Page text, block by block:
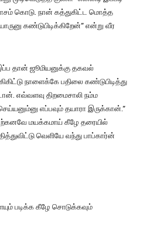
கொடு. நான் கத்துகிட்ட மொத்த
கண்டுபிடிக்கிறேன்” என்று வீர
தான் ஜூமியனுக்கு தகவல்
நாளைக்கே பதிலை கண்டுபிடித்து
எவ்வளவு திறமைசாலி நம்ம
எப்பவும் தயாரா இருக்கான்.”
மயக்கமாய் கீழே தரையில்
வெளியே வந்து பாப்கார்ன்
படிக்க கீழே சொடுக்கவும்